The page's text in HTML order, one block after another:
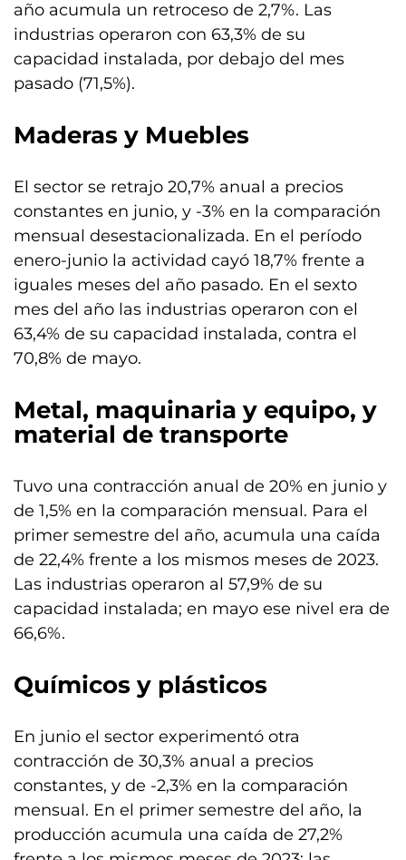
año acumula un retroceso de 2,7%. Las
industrias operaron con 63,3% de su
capacidad instalada, por debajo del mes
pasado (71,5%).
Maderas y Muebles
El sector se retrajo 20,7% anual a precios
constantes en junio, y -3% en la comparación
mensual desestacionalizada. En el período
enero-junio la actividad cayó 18,7% frente a
iguales meses del año pasado. En el sexto
mes del año las industrias operaron con el
63,4% de su capacidad instalada, contra el
70,8% de mayo.
Metal, maquinaria y equipo, y
material de transporte
Tuvo una contracción anual de 20% en junio y
de 1,5% en la comparación mensual. Para el
primer semestre del año, acumula una caída
de 22,4% frente a los mismos meses de 2023.
Las industrias operaron al 57,9% de su
capacidad instalada; en mayo ese nivel era de
66,6%.
Químicos y plásticos
En junio el sector experimentó otra
contracción de 30,3% anual a precios
constantes, y de -2,3% en la comparación
mensual. En el primer semestre del año, la
producción acumula una caída de 27,2%